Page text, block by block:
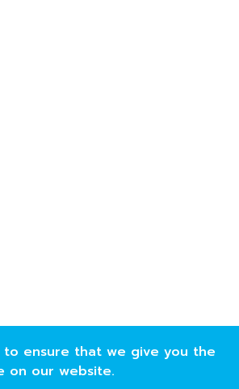
to ensure that we give you the
on our website.